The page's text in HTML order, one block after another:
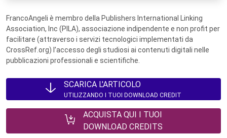
FrancoAngeli è membro della Publishers International Linking
Association, Inc (PILA), associazione indipendente e non profit per
facilitare (attraverso i servizi tecnologici implementati da
CrossRef.org) l’accesso degli studiosi ai contenuti digitali nelle
pubblicazioni professionali e scientifiche.
SCARICA L'ARTICOLO
UTILIZZANDO I TUOI DOWNLOAD CREDIT
ACQUISTA QUI I TUOI
DOWNLOAD CREDITS